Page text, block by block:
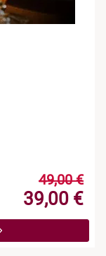
49,00 €
39,00 €